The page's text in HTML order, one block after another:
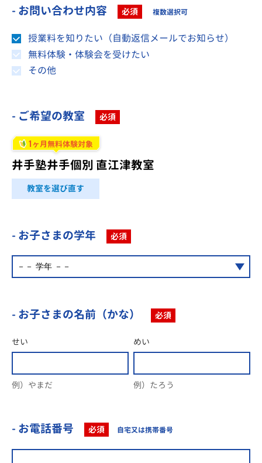
- お問い合わせ内容 必須 複数選択可
授業料を知りたい（自動返信メールでお知らせ）
無料体験・体験会を受けたい
その他
- ご希望の教室 必須
1ヶ月無料体験対象
井手塾井手個別 直江津教室
教室を選び直す
- お子さまの学年 必須
- お子さまの名前（かな） 必須
せい
例）やまだ
めい
例）たろう
- お電話番号 必須 自宅又は携帯番号